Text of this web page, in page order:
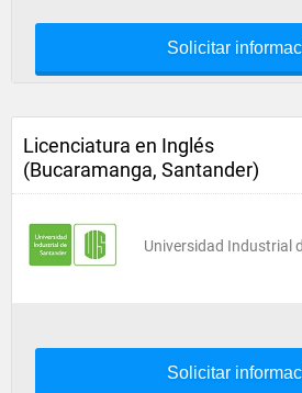
Solicitar
Licenciatura en Inglés
(Bucaramanga, Santander)
Universidad Industrial
Solicitar